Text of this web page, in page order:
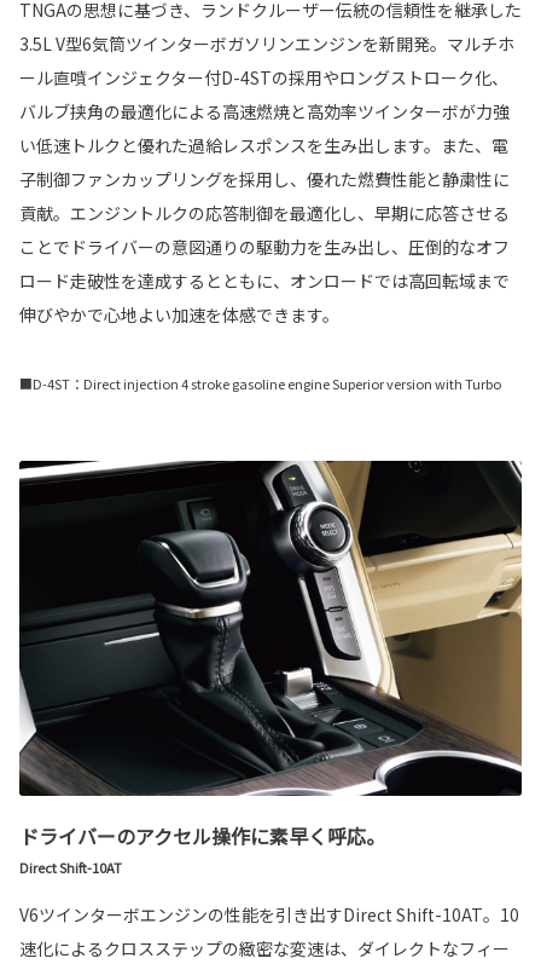
TNGAの思想に基づき、ランドクルーザー伝統の信頼性を継承した
3.5L V型6気筒ツインターボガソリンエンジンを新開発。マルチホ
ール直噴インジェクター付D-4STの採用やロングストローク化、
バルブ挟角の最適化による高速燃焼と高効率ツインターボが力強
い低速トルクと優れた過給レスポンスを生み出します。また、電
子制御ファンカップリングを採用し、優れた燃費性能と静粛性に
貢献。エンジントルクの応答制御を最適化し、早期に応答させる
ことでドライバーの意図通りの駆動力を生み出し、圧倒的なオフ
ロード走破性を達成するとともに、オンロードでは高回転域まで
伸びやかで心地よい加速を体感できます。
■D-4ST：Direct injection 4 stroke gasoline engine Superior version with Turbo
ドライバーのアクセル操作に素早く呼応。
Direct Shift-10AT
V6ツインターボエンジンの性能を引き出すDirect Shift-10AT。10
速化によるクロスステップの緻密な変速は、ダイレクトなフィー